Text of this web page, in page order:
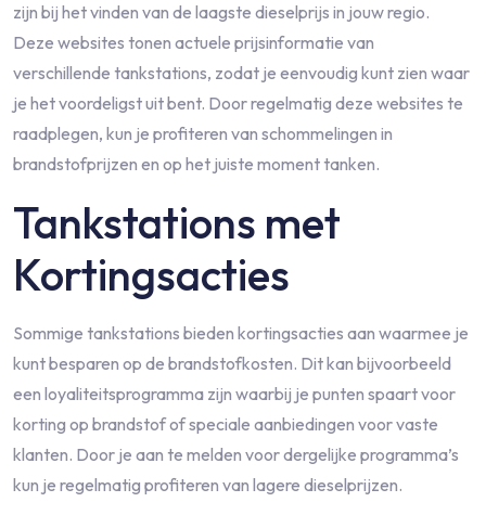
zijn bij het vinden van de laagste dieselprijs in jouw regio.
Deze websites tonen actuele prijsinformatie van
verschillende tankstations, zodat je eenvoudig kunt zien waar
je het voordeligst uit bent. Door regelmatig deze websites te
raadplegen, kun je profiteren van schommelingen in
brandstofprijzen en op het juiste moment tanken.
Tankstations met
Kortingsacties
Sommige tankstations bieden kortingsacties aan waarmee je
kunt besparen op de brandstofkosten. Dit kan bijvoorbeeld
een loyaliteitsprogramma zijn waarbij je punten spaart voor
korting op brandstof of speciale aanbiedingen voor vaste
klanten. Door je aan te melden voor dergelijke programma’s
kun je regelmatig profiteren van lagere dieselprijzen.